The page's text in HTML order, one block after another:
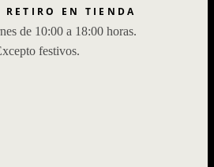
RETIRO EN TIENDA
de 10:00 a 18:00 horas.
festivos.